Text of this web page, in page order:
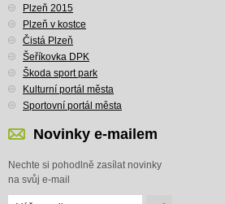
Plzeň 2015
Plzeň v kostce
Čistá Plzeň
Šeříkovka DPK
Škoda sport park
Kulturní portál města
Sportovní portál města
Novinky e-mailem
Nechte si pohodlně zasílat novinky
na svůj e-mail